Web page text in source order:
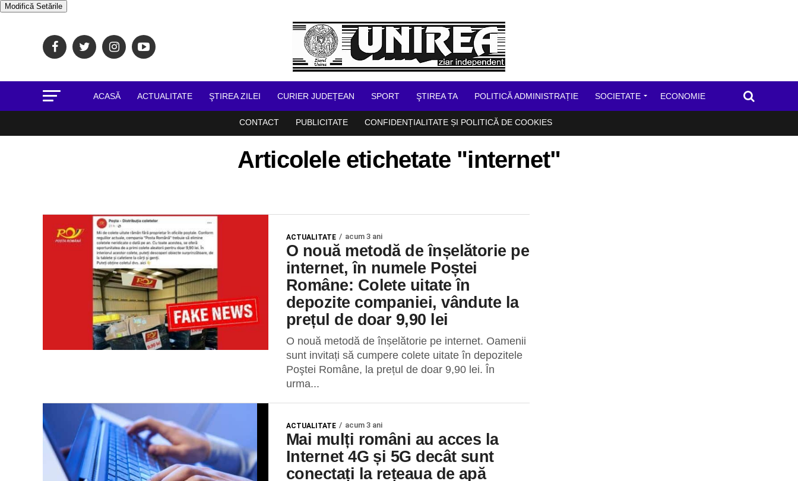
Modifică Setările
ACASĂ ACTUALITATE ŞTIREA ZILEI CURIER JUDEȚEAN SPORT ŞTIREA TA POLITICĂ ADMINISTRAȚIE SOCIETATE ECONOMIE
CONTACT PUBLICITATE CONFIDENȚIALITATE ȘI POLITICĂ DE COOKIES
Articolele etichetate "internet"
ACTUALITATE acum 3 ani
O nouă metodă de înșelătorie pe
internet, în numele Poștei
Române: Colete uitate în
depozite companiei, vândute la
prețul de doar 9,90 lei
O nouă metodă de înșelătorie pe internet. Oamenii
sunt invitați să cumpere colete uitate în depozitele
Poştei Române, la prețul de doar 9,90 lei. În
urma...
ACTUALITATE acum 3 ani
Mai mulți români au acces la
Internet 4G și 5G decât sunt
conectați la rețeaua de apă